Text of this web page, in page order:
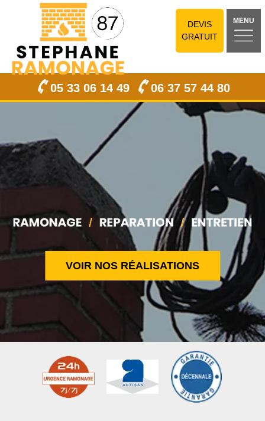
DEVIS
GRATUIT
MENU
05 33 06 14 49 06 37 57 44 80
VOIR NOS RÉALISATIONS